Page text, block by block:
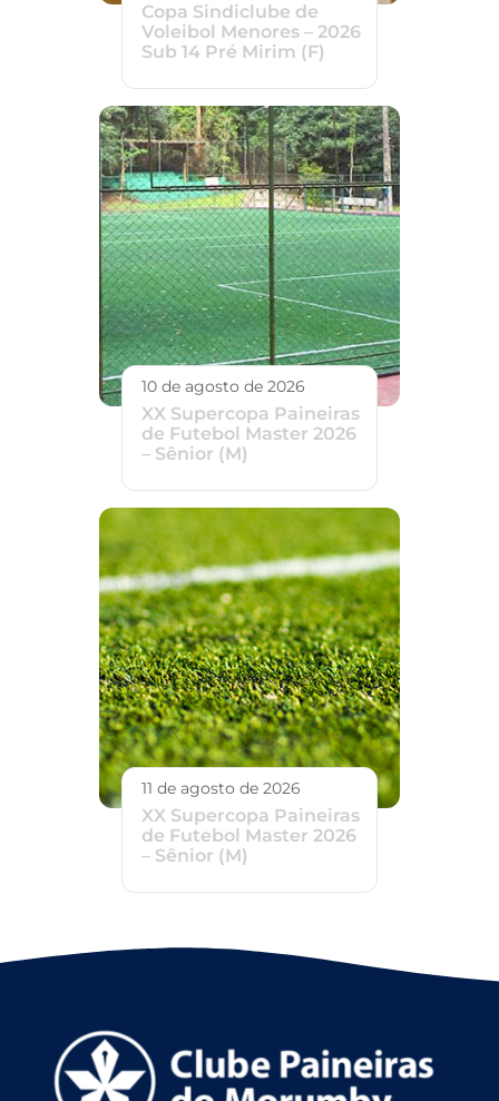
Copa Sindiclube de
Voleibol Menores – 2026
Sub 14 Pré Mirim (F)
10 de agosto de 2026
XX Supercopa Paineiras
de Futebol Master 2026
– Sênior (M)
11 de agosto de 2026
XX Supercopa Paineiras
de Futebol Master 2026
– Sênior (M)